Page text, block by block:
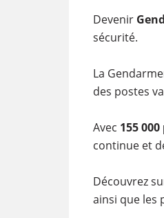
Devenir
sécurité.
La
des postes
Avec 155
continue et
Découvrez
ainsi que les